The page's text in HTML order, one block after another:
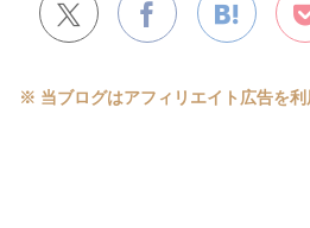
※ 当ブログはアフィリエイト広告を